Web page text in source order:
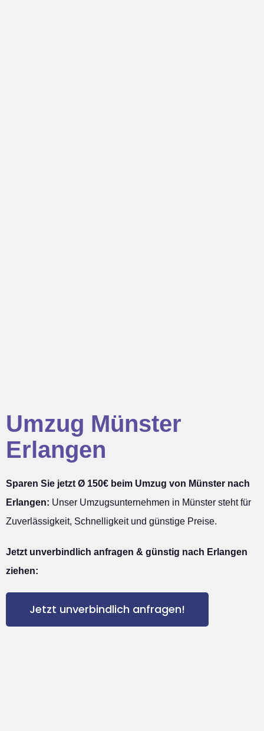
Umzug Münster
Erlangen
Sparen Sie jetzt Ø 150€ beim Umzug von Münster nach
Erlangen: Unser Umzugsunternehmen in Münster steht für
Zuverlässigkeit, Schnelligkeit und günstige Preise.
Jetzt unverbindlich anfragen & günstig nach Erlangen
ziehen:
Jetzt unverbindlich anfragen!